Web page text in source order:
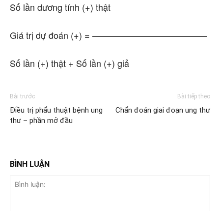
Số lần dương tính (+) thật
Giá trị dự đoán (+) = —————————————
Số lần (+) thật + Số lần (+) giả
Bài trước
Điều trị phẩu thuật bệnh ung
thư – phần mở đầu
Bài tiếp theo
Chẩn đoán giai đoạn ung thư
BÌNH LUẬN